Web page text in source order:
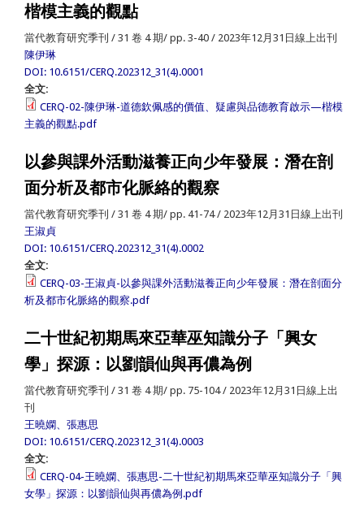
楷模主義的觀點
當代教育研究季刊 / 31 卷 4 期/ pp. 3-40 / 2023年12月31日線上出刊
陳伊琳
DOI: 10.6151/CERQ.202312_31(4).0001
全文:
CERQ-02-陳伊琳-道德欽佩感的價值、疑慮與品德教育啟示—楷模
主義的觀點.pdf
以參與課外活動滋養正向少年發展：潛在剖
面分析及都市化脈絡的觀察
當代教育研究季刊 / 31 卷 4 期/ pp. 41-74 / 2023年12月31日線上出刊
王淑貞
DOI: 10.6151/CERQ.202312_31(4).0002
全文:
CERQ-03-王淑貞-以參與課外活動滋養正向少年發展：潛在剖面分
析及都市化脈絡的觀察.pdf
二十世紀初期馬來亞華巫知識分子「興女
學」探源：以劉韻仙與再儂為例
當代教育研究季刊 / 31 卷 4 期/ pp. 75-104 / 2023年12月31日線上出
刊
王曉嫻、張惠思
DOI: 10.6151/CERQ.202312_31(4).0003
全文:
CERQ-04-王曉嫻、張惠思-二十世紀初期馬來亞華巫知識分子「興
女學」探源：以劉韻仙與再儂為例.pdf